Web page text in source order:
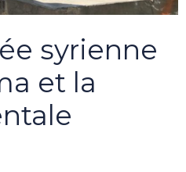
syrienne
et la